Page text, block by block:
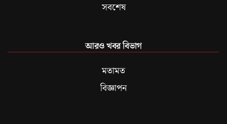
সবশেষ
আরও খবর বিভাগ
মতামত
বিজ্ঞাপন